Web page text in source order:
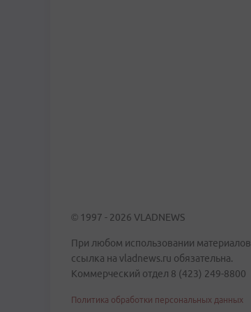
© 1997 - 2026 VLADNEWS
При любом использовании материалов
ссылка на vladnews.ru обязательна.
Коммерческий отдел 8 (423) 249-8800
Политика обработки персональных данных